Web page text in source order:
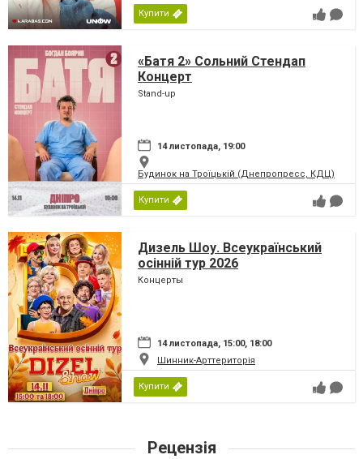
Купити
«Батя 2» Сольний Стендап
Концерт
Stand-up
14 листопада, 19:00
Будинок на Троїцькій (Днепропресс, КДЦ)
Купити
Дизель Шоу. Всеукраїнський
осінній тур 2026
Концерты
14 листопада, 15:00, 18:00
Шинник-Арттериторія
Купити
Рецензія